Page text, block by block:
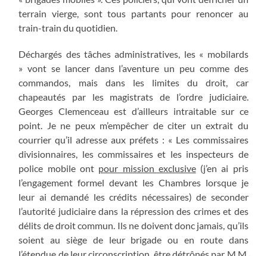
terrain vierge, sont tous partants pour renoncer au
train-train du quotidien.
Déchargés des tâches administratives, les « mobilards
» vont se lancer dans l’aventure un peu comme des
commandos, mais dans les limites du droit, car
chapeautés par les magistrats de l’ordre judiciaire.
Georges Clemenceau est d’ailleurs intraitable sur ce
point. Je ne peux m’empêcher de citer un extrait du
courrier qu’il adresse aux préfets : « Les commissaires
divisionnaires, les commissaires et les inspecteurs de
police mobile ont pour mission exclusive(j’en ai pris
l’engagement formel devant les Chambres lorsque je
leur ai demandé les crédits nécessaires) de seconder
l’autorité judiciaire dans la répression des crimes et des
délits de droit commun. Ils ne doivent donc jamais, qu’ils
soient au siège de leur brigade ou en route dans
l’étendue de leur circonscription, être détrônés par M.M.